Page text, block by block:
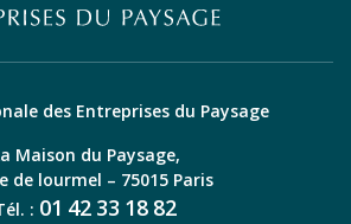
des Entreprises du Paysage
Maison du Paysage,
de lourmel – 75015 Paris
: 01 42 33 18 82